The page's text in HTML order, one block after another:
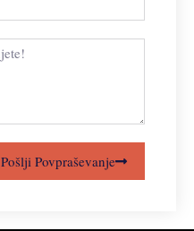
Pošlji Povpraševanje